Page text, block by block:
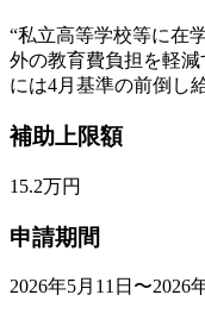
“私立高等学校等に在
外の教育費負担を軽
には4月基準の前倒し
補助上限額
15.2万円
申請期間
2026年5月11日〜2026